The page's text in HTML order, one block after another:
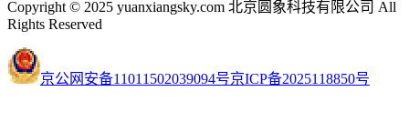
Copyright © 2025 yuanxiangsky.com 北京圆象科技有限公司 All
Rights Reserved
京公网安备11011502039094号京ICP备2025118850号